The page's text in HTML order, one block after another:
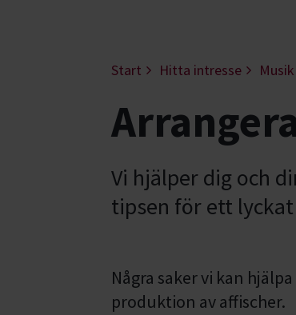
Start Hitta intresse Musik
Vi hjälper dig och
tipsen för ett
Några saker vi kan
produktion av affischer.